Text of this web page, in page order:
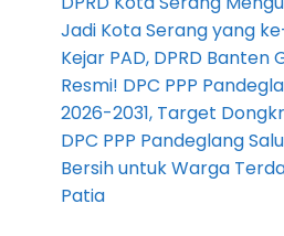
Jadi Kota Serang yang
Kejar PAD, DPRD
Resmi! DPC PPP
2026-2031, Target
DPC PPP Pandeglang
Bersih untuk Warga
Patia